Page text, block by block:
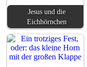
Jesus und die
Eichhörnchen